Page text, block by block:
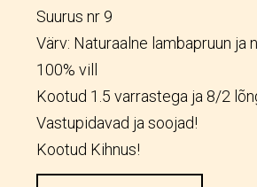
Suurus nr 9
Värv: Naturaalne lambapruun ja
100% vill
Kootud 1.5 varrastega ja 8/2
Vastupidavad ja soojad!
Kootud Kihnus!